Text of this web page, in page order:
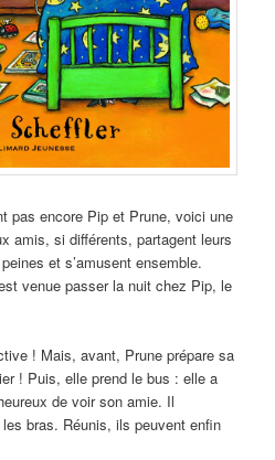
pas encore Pip et Prune, voici une
amis, si différents, partagent leurs
et s’amusent ensemble.
venue passer la nuit chez Pip, le
! Mais, avant, Prune prépare sa
! Puis, elle prend le bus : elle a
de voir son amie. Il
bras. Réunis, ils peuvent enfin